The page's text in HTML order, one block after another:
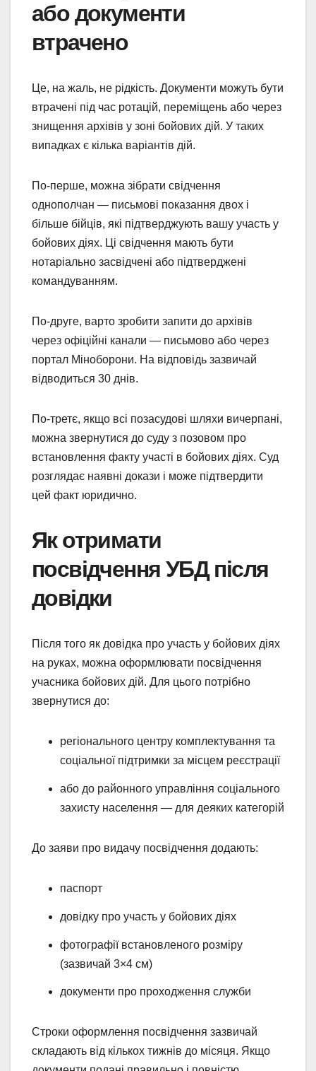
або документи
втрачено
Це, на жаль, не рідкість. Документи можуть бути
втрачені під час ротацій, переміщень або через
знищення архівів у зоні бойових дій. У таких
випадках є кілька варіантів дій.
По-перше, можна зібрати свідчення
однополчан — письмові показання двох і
більше бійців, які підтверджують вашу участь у
бойових діях. Ці свідчення мають бути
нотаріально засвідчені або підтверджені
командуванням.
По-друге, варто зробити запити до архівів
через офіційні канали — письмово або через
портал Міноборони. На відповідь зазвичай
відводиться 30 днів.
По-третє, якщо всі позасудові шляхи вичерпані,
можна звернутися до суду з позовом про
встановлення факту участі в бойових діях. Суд
розглядає наявні докази і може підтвердити
цей факт юридично.
Як отримати
посвідчення УБД після
довідки
Після того як довідка про участь у бойових діях
на руках, можна оформлювати посвідчення
учасника бойових дій. Для цього потрібно
звернутися до:
регіонального центру комплектування та
соціальної підтримки за місцем реєстрації
або до районного управління соціального
захисту населення — для деяких категорій
До заяви про видачу посвідчення додають:
паспорт
довідку про участь у бойових діях
фотографії встановленого розміру
(зазвичай 3×4 см)
документи про проходження служби
Строки оформлення посвідчення зазвичай
складають від кількох тижнів до місяця. Якщо